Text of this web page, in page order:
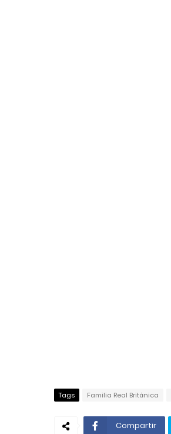
Tags Familia Real Británica
Compartir